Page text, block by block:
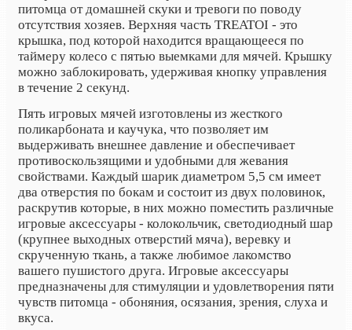
питомца от домашней скуки и тревоги по поводу
отсутствия хозяев. Верхняя часть TREATOI - это
крышка, под которой находится вращающееся по
таймеру колесо с пятью выемками для мячей. Крышку
можно заблокировать, удерживая кнопку управления
в течение 2 секунд.
Пять игровых мячей изготовлены из жесткого
поликарбоната и каучука, что позволяет им
выдерживать внешнее давление и обеспечивает
противоскользящими и удобными для жевания
свойствами. Каждый шарик диаметром 5,5 см имеет
два отверстия по бокам и состоит из двух половинок,
раскрутив которые, в них можно поместить различные
игровые аксессуары - колокольчик, светодиодный шар
(крупнее выходных отверстий мяча), веревку и
скрученную ткань, а также любимое лакомство
вашего пушистого друга. Игровые аксессуары
предназначены для стимуляции и удовлетворения пяти
чувств питомца - обоняния, осязания, зрения, слуха и
вкуса.